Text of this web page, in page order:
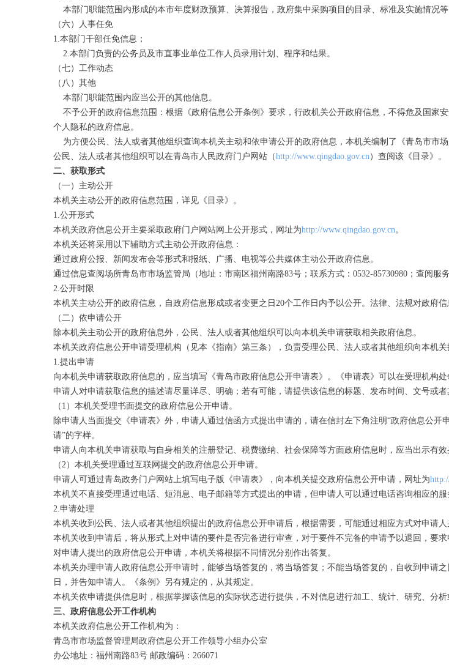
本部门职能范围内形成的本市年度财政预算、决算报告，政府集中采购项目的目录、标准及实施情况等
（六）人事任免
1.本部门干部任免信息；
2.本部门负责的公务员及市直事业单位工作人员录用计划、程序和结果。
（七）工作动态
（八）其他
本部门职能范围内应当公开的其他信息。
不予公开的政府信息范围：根据《政府信息公开条例》要求，行政机关公开政府信息，不得危及国家
个人隐私的政府信息。
为方便公民、法人或者其他组织查询本机关主动和依申请公开的政府信息，本机关编制了《青岛市市
公民、法人或者其他组织可以在青岛市人民政府门户网站（http://www.qingdao.gov.cn）查阅该《目录》。
二、获取形式
（一）主动公开
本机关主动公开的政府信息范围，详见《目录》。
1.公开形式
本机关政府信息公开主要采取政府门户网站网上公开形式，网址为http://www.qingdao.gov.cn。
本机关还将采用以下辅助方式主动公开政府信息：
通过政府公报、新闻发布会等形式和报纸、广播、电视等公共媒体主动公开政府信息。
通过信息查阅场所青岛市市场监管局（地址：市南区福州南路83号；联系方式：0532-85730980；查阅服
2.公开时限
本机关主动公开的政府信息，自政府信息形成或者变更之日20个工作日内予以公开。法律、法规对政府信
（二）依申请公开
除本机关主动公开的政府信息外，公民、法人或者其他组织可以向本机关申请获取相关政府信息。
本机关政府信息公开申请受理机构（见本《指南》第三条），负责受理公民、法人或者其他组织向本机关
1.提出申请
向本机关申请获取政府信息的，应当填写《青岛市政府信息公开申请表》。《申请表》可以在受理机构
申请人对申请获取信息的描述请尽量详尽、明确；若有可能，请提供该信息的标题、发布时间、文号或者
（1）本机关受理书面提交的政府信息公开申请。
除申请人当面提交《申请表》外，申请人通过信函方式提出申请的，请在信封左下角注明“政府信息公
请”的字样。
申请人向本机关申请获取与自身相关的注册登记、税费缴纳、社会保障等方面政府信息时，应当出示有效
（2）本机关受理通过互联网提交的政府信息公开申请。
申请人可通过青岛政务门户网站上填写电子版《申请表》，向本机关提交政府信息公开申请，网址为
本机关不直接受理通过电话、短消息、电子邮箱等方式提出的申请，但申请人可以通过电话咨询相应的服
2.申请处理
本机关收到公民、法人或者其他组织提出的政府信息公开申请后，根据需要，可能通过相应方式对申请人
本机关收到申请后，将从形式上对申请的要件是否完备进行审查，对于要件不完备的申请予以退回，要求
对申请人提出的政府信息公开申请，本机关将根据不同情况分别作出答复。
本机关办理申请人政府信息公开申请时，能够当场答复的，将当场答复；不能当场答复的，自收到申请
日，并告知申请人。《条例》另有规定的，从其规定。
本机关依申请提供信息时，根据掌握该信息的实际状态进行提供，不对信息进行加工、统计、研究、分析
三、政府信息公开工作机构
本机关政府信息公开工作机构为：
青岛市市场监督管理局政府信息公开工作领导小组办公室
办公地址：福州南路83号 邮政编码：266071